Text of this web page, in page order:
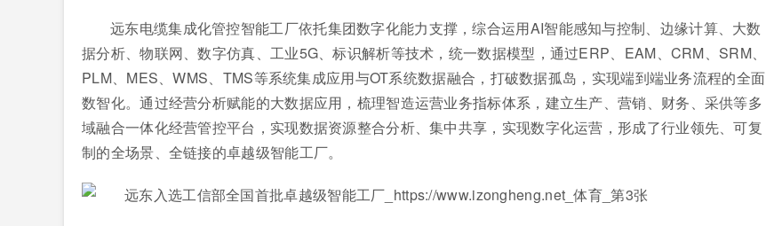
远东电缆集成化管控智能工厂依托集团数字化能力支撑，综合运用AI智能感知与控制、边缘计算、大数
据分析、物联网、数字仿真、工业5G、标识解析等技术，统一数据模型，通过ERP、EAM、CRM、SRM、
PLM、MES、WMS、TMS等系统集成应用与OT系统数据融合，打破数据孤岛，实现端到端业务流程的全面
数智化。通过经营分析赋能的大数据应用，梳理智造运营业务指标体系，建立生产、营销、财务、采供等多
域融合一体化经营管控平台，实现数据资源整合分析、集中共享，实现数字化运营，形成了行业领先、可复
制的全场景、全链接的卓越级智能工厂。